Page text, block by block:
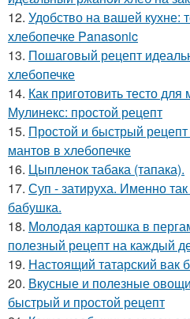
12. Удобство на вашей кухне:
хлебопечке Panasonic
13. Пошаговый рецепт
хлебопечке
14. Как приготовить тесто
Мулинекс: простой рецепт
15. Простой и быстрый рецепт
мантов в хлебопечке
16. Цыпленок табака (тапака).
17. Суп - затируха. Именно
бабушка.
18. Молодая картошка в
полезный рецепт на каждый
19. Настоящий татарский вак
20. Вкусные и полезные
быстрый и простой рецепт